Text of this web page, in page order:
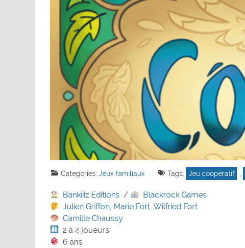
Categories: Jeux familiaux Tags: Jeu coopératif
Bankiiiz Editions /
Blackrock Games
Julien Griffon Marie Fort ,Wilfried Fort
Camille Chaussy
2 à 4 joueurs
6 ans